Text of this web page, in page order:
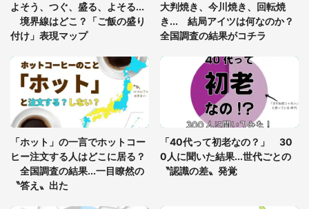
座布団だろ」「食パンの耳」と1.4万人困惑
っ暗な道で遭難状態。なんとか見つけた民家に助け
を求めると、住人の男性が...」
「孫にあげると思って、あなたにこれをあげる」
真夏の山道で見知らぬお婆さんに握らされたもの
（山口県・30代女性）
よそう、つぐ、盛る、よそる...
境界線はどこ？「ご飯の盛り
付け」表現マップ
大判焼き、今川焼き、回転焼
き... 結局アイツは何なのか？
全国調査の結果がコチラ
「ホット」の一言でホットコー
ヒー注文する人はどこに居る？
全国調査の結果...一目瞭然の
〝答え〟出た
「40代って初老なの？」 30
0人に聞いた結果...世代ごとの
〝認識の差〟発覚